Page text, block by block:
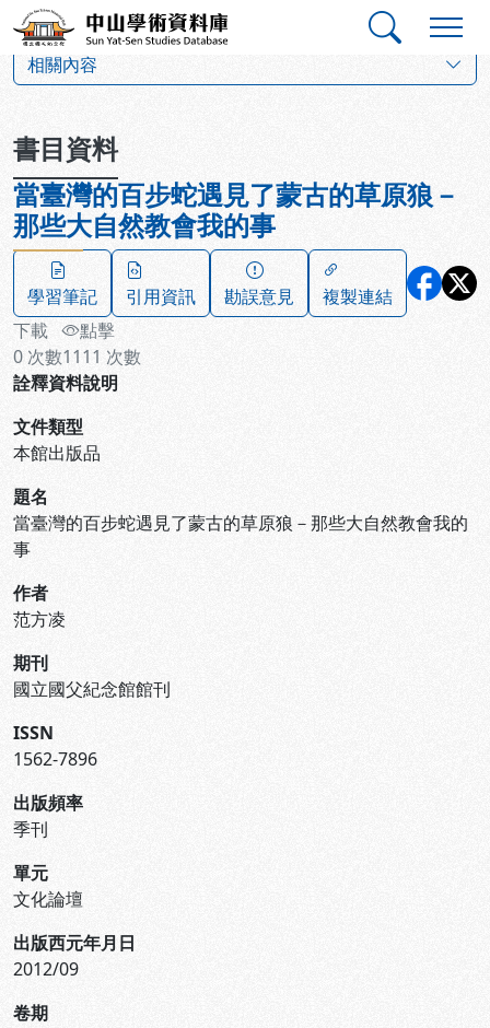
跳到主要內容
中山學術資料庫
相關內容
書目資料
當臺灣的百步蛇遇見了蒙古的草原狼－
那些大自然教會我的事
學習筆記 引用資訊 勘誤意見
複製連結
下載
0 次數
點擊
1111 次數
詮釋資料說明
文件類型
本館出版品
題名
當臺灣的百步蛇遇見了蒙古的草原狼－那些大自然教會我的
事
作者
范方凌
期刊
國立國父紀念館館刊
ISSN
1562-7896
出版頻率
季刊
單元
文化論壇
出版西元年月日
2012/09
卷期